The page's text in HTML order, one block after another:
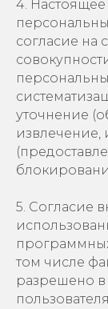
4. Настоящее
согласие на
уточнение
извлечение,
5. Согласие
том числе
разрешено в